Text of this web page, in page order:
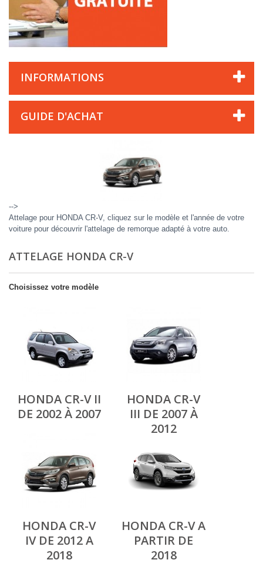
INFORMATIONS
GUIDE D'ACHAT
-->
Attelage pour HONDA CR-V, cliquez sur le modèle et l'année de votre
voiture pour découvrir l'attelage de remorque adapté à votre auto.
ATTELAGE HONDA CR-V
Choisissez votre modèle
HONDA CR-V II
DE 2002 À 2007
HONDA CR-V
III DE 2007 À
2012
HONDA CR-V
IV DE 2012 A
2018
HONDA CR-V A
PARTIR DE
2018